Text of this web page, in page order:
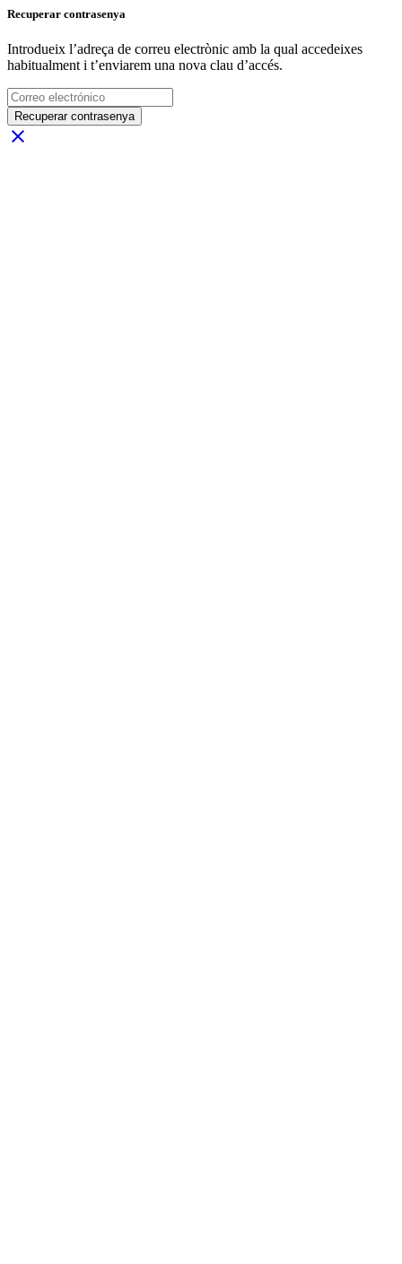
Recuperar contrasenya
Introdueix l’adreça de correu electrònic amb la qual accedeixes
habitualment i t’enviarem una nova clau d’accés.
Recuperar contrasenya
close